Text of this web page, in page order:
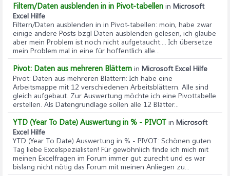
Filtern/Daten ausblenden in in Pivot-tabellen in Microsoft
Excel Hilfe
Filtern/Daten ausblenden in in Pivot-tabellen: moin, habe zwar
einige andere Posts bzgl Daten ausblenden gelesen, ich glaube
aber mein Problem ist noch nicht aufgetaucht.... Ich übersetze
mein Problem mal in eine für hoffentlich alle...
Pivot: Daten aus mehreren Blättern in Microsoft Excel Hilfe
Pivot: Daten aus mehreren Blättern: Ich habe eine
Arbeitsmappe mit 12 verschiedenen Arbeitsblättern. Alle sind
gleich aufgebaut. Zur Auswertung möchte ich eine Pivottabelle
erstellen. Als Datengrundlage sollen alle 12 Blätter...
YTD (Year To Date) Auswertung in % - PIVOT in Microsoft
Excel Hilfe
YTD (Year To Date) Auswertung in % - PIVOT: Schönen guten
Tag liebe Excelspezialisten! Für gewöhnlich finde ich mich mit
meinen Excelfragen im Forum immer gut zurecht und es war
bislang nicht nötig das Forum mit meinen Anliegen zu...